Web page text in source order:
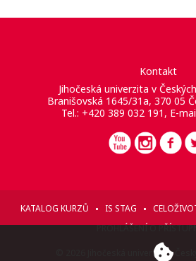
Kontakt
Jihočeská univerzita v
Branišovská 1645/31a, 370 05
Tel.: +420 389 032 191, E-
KATALOG KURZŮ IS STAG
PROHLÁŠENÍ O
© 2026 Jihočeská univerzita v